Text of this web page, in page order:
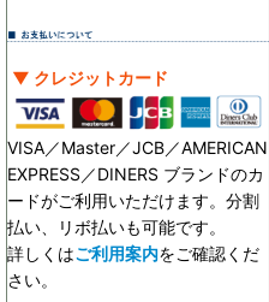
▼ クレジットカード
VISA／Master／JCB／AMERICAN
EXPRESS／DINERS ブランドのカ
ードがご利用いただけます。分割
払い、リボ払いも可能です。
詳しくはご利用案内をご確認くだ
さい。